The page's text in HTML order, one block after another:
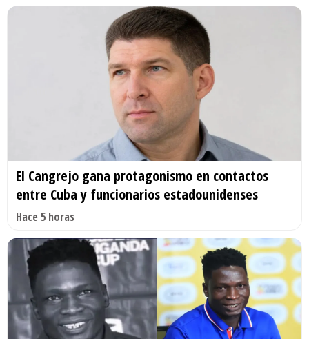
El Cangrejo gana protagonismo en contactos
entre Cuba y funcionarios estadounidenses
Hace 5 horas